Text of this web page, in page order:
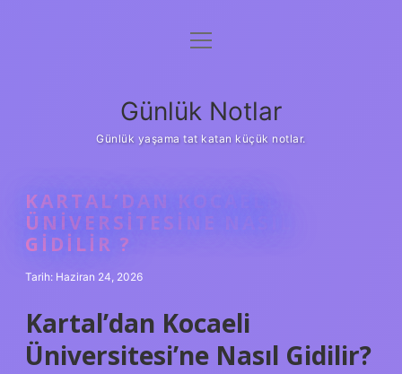
Anasayfa
Yasal Uyarı
menüyü
Günlük Notlar
Günlük yaşama tat katan küçük notlar.
KARTAL’DAN KOCAELI
ÜNIVERSITESINE NASIL
GIDILIR ?
Tarih: Haziran 24, 2026
Kartal’dan Kocaeli
Üniversitesi’ne Nasıl Gidilir?